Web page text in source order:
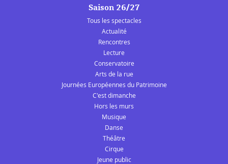
Saison 26/27
Tous les spectacles
Actualité
Rencontres
Lecture
Conservatoire
Arts de la rue
Journées Européennes du Patrimoine
C'est dimanche
Hors les murs
Musique
Danse
Théâtre
Cirque
Jeune public